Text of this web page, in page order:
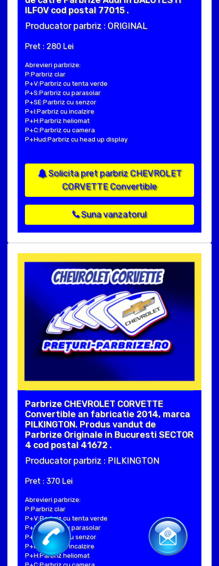
ILFOV cod postal 77015 .
Producator parbriz : ORIGINAL
Pret : 280 Lei
Abrevieri parbrize:
P:Parbriz clar
P+V:Parbriz cu tenta verde
P+S:Parbriz cu parasolar
P+SE:Parbriz cu senzor
P+I:Parbriz cu incalzire
P+H:Parbriz heliomat
P+C:Parbriz cu camera
P+Hud:Parbriz cu head up display
Solicita pret parbriz CHEVROLET
CORVETTE Convertible
Suna vanzatorul
Parbrize CHEVROLET CORVETTE
Convertible an fabricatie 2014, marca
PILKINGTON. Produs vandut de
Parbrize Originale in Bucuresti SECTOR
4 cod postal 41672 .
Producator parbriz : PILKINGTON
Pret : 370 Lei
Abrevieri parbrize:
P:Parbriz clar
P+V:Parbriz cu tenta verde
P+S:Parbriz cu parasolar
P+SE:Parbriz cu senzor
P+I:Parbriz cu incalzire
P+H:Parbriz heliomat